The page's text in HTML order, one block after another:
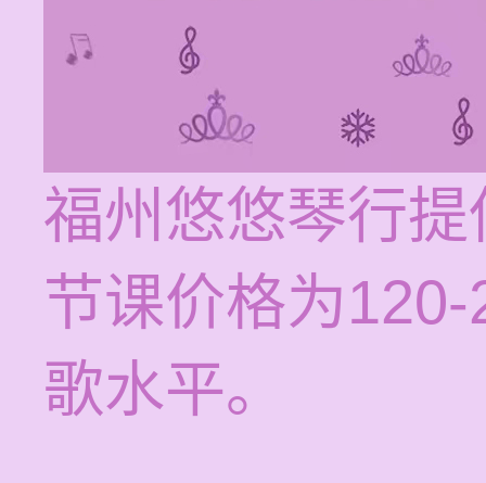
福州悠悠琴行
节课价格为
歌水平。